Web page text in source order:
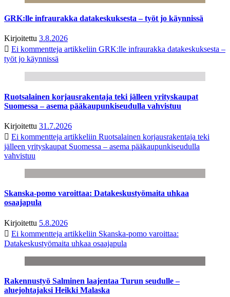
GRK:lle infraurakka datakeskuksesta – työt jo käynnissä
Kirjoitettu 3.8.2026
Ei kommentteja artikkeliin GRK:lle infraurakka datakeskuksesta –
työt jo käynnissä
Ruotsalainen korjausrakentaja teki jälleen yrityskaupat
Suomessa – asema pääkaupunkiseudulla vahvistuu
Kirjoitettu 31.7.2026
Ei kommentteja artikkeliin Ruotsalainen korjausrakentaja teki
jälleen yrityskaupat Suomessa – asema pääkaupunkiseudulla
vahvistuu
Skanska-pomo varoittaa: Datakeskustyömaita uhkaa
osaajapula
Kirjoitettu 5.8.2026
Ei kommentteja artikkeliin Skanska-pomo varoittaa:
Datakeskustyömaita uhkaa osaajapula
Rakennustyö Salminen laajentaa Turun seudulle –
aluejohtajaksi Heikki Malaska